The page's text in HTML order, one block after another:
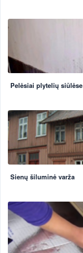
Pelėsiai plytelių siūlėse
Sienų šiluminė varža